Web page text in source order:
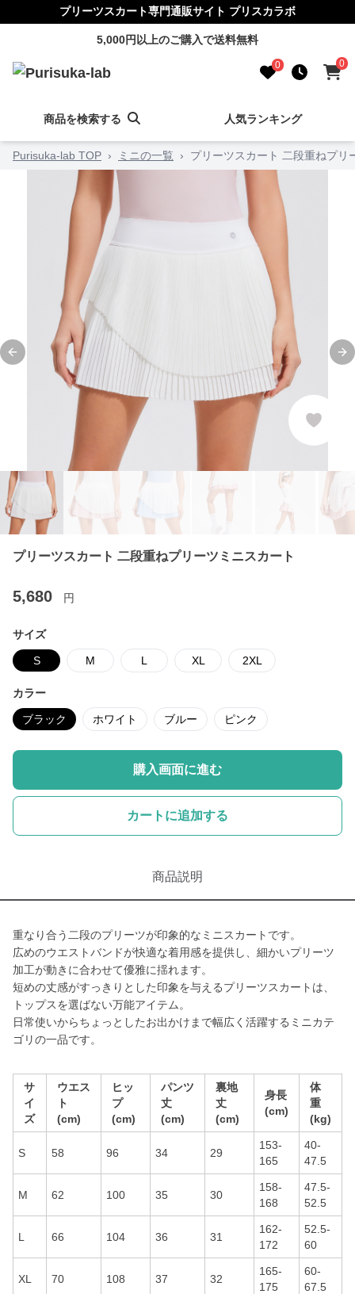
プリーツスカート専門通販サイト プリスカラボ
5,000円以上のご購入で送料無料
0 0
商品を検索する 人気ランキング
Purisuka-lab TOP › ミニの一覧 › プリーツスカート 二段重ねプリ
Previous slide
プリーツスカート 二段重ねプリーツミニスカート
5,680 円
サイズ
S M L XL 2XL
カラー
ブラック ホワイト ブルー ピンク
購入画面に進む
カートに追加する
商品説明
重なり合う二段のプリーツが印象的なミニスカートです。
広めのウエストバンドが快適な着用感を提供し、細かいプリーツ
加工が動きに合わせて優雅に揺れます。
短めの丈感がすっきりとした印象を与えるプリーツスカートは、
トップスを選ばない万能アイテム。
日常使いからちょっとしたお出かけまで幅広く活躍するミニカテ
ゴリの一品です。
サ
イ
ズ
ウエス
ト
(cm)
ヒッ
プ
(cm)
パンツ
丈
(cm)
裏地
丈
(cm)
身長
(cm)
体
重
(kg)
S 58 96 34 29
153-
165
40-
47.5
M 62 100 35 30
158-
168
47.5-
52.5
L 66 104 36 31
162-
172
52.5-
60
XL 70 108 37 32
165-
175
60-
67.5